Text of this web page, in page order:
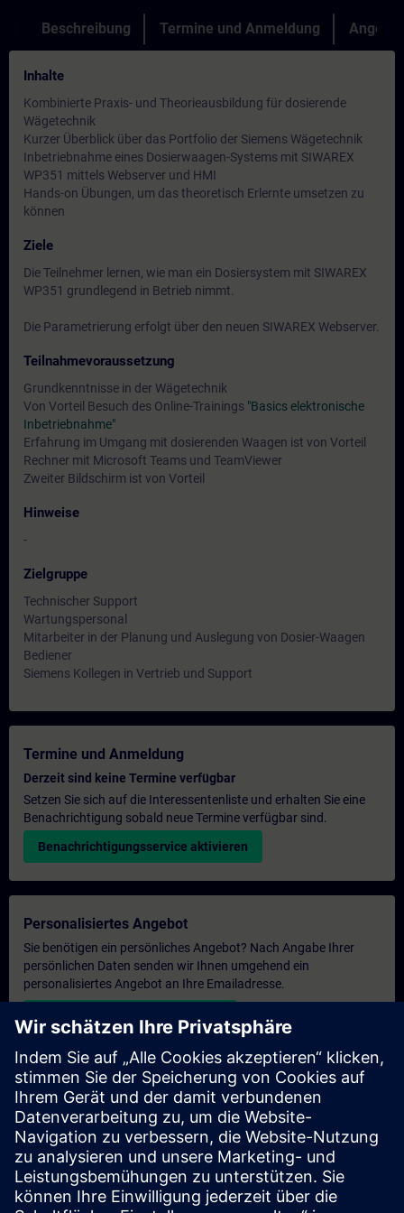
Beschreibung Termine und Anmeldung Angebot
Inhalte
Kombinierte Praxis- und Theorieausbildung für dosierende
Wägetechnik
Kurzer Überblick über das Portfolio der Siemens Wägetechnik
Inbetriebnahme eines Dosierwaagen-Systems mit SIWAREX
WP351 mittels Webserver und HMI
Hands-on Übungen, um das theoretisch Erlernte umsetzen zu
können
Ziele
Die Teilnehmer lernen, wie man ein Dosiersystem mit SIWAREX
WP351 grundlegend in Betrieb nimmt.
Die Parametrierung erfolgt über den neuen SIWAREX Webserver.
Teilnahmevoraussetzung
Grundkenntnisse in der Wägetechnik
Von Vorteil Besuch des Online-Trainings "Basics elektronische
Inbetriebnahme"
Erfahrung im Umgang mit dosierenden Waagen ist von Vorteil
Rechner mit Microsoft Teams und TeamViewer
Zweiter Bildschirm ist von Vorteil
Hinweise
-
Zielgruppe
Technischer Support
Wartungspersonal
Mitarbeiter in der Planung und Auslegung von Dosier-Waagen
Bediener
Siemens Kollegen in Vertrieb und Support
Termine und Anmeldung
Derzeit sind keine Termine verfügbar
Setzen Sie sich auf die Interessentenliste und erhalten Sie eine
Benachrichtigung sobald neue Termine verfügbar sind.
Benachrichtigungsservice aktivieren
Personalisiertes Angebot
Sie benötigen ein persönliches Angebot? Nach Angabe Ihrer
persönlichen Daten senden wir Ihnen umgehend ein
personalisiertes Angebot an Ihre Emailadresse.
Persönliches Angebot zusenden
Anfrage Exklusivtraining
Haben Sie Bedarf an einem höheren Schulungsangebot und
brauchen ein exklusives Training – entweder vor Ort bei Ihnen,
virtuell oder in einem SITRAIN Trainingscenter? Nachdem Sie
uns Ihre persönlichen Daten und Ihren Trainingsbedarf
übermittelt haben, bekommen Sie von uns ein Angebot für eine
exklusive Schulung.